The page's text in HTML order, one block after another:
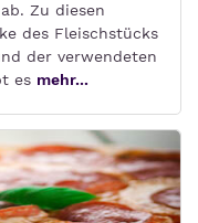
Zu diesen
des Fleischstücks
der verwendeten
es mehr...